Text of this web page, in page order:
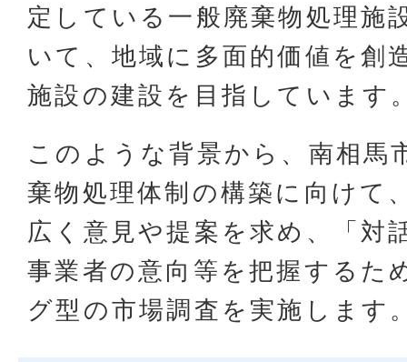
定している一般廃棄物処理施
いて、地域に多面的価値を創
施設の建設を目指しています
このような背景から、南相馬
棄物処理体制の構築に向けて
広く意見や提案を求め、「対
事業者の意向等を把握するた
グ型の市場調査を実施します